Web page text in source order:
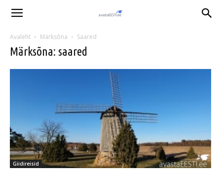
Avaleht Märksõna Saared
Märksõna: saared
Giidireisid